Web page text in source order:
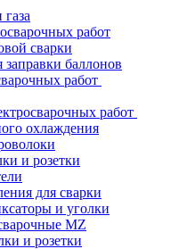
работ
сварки
заправки баллонов
работ
работ
охлаждения
и розетки
для сварки
и уголки
MZ
и розетки